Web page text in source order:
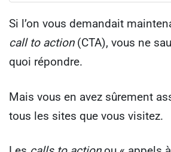
Si l’on vous demandait
call to action (CTA), vous ne
quoi répondre.
Mais vous en avez sûrement
tous les sites que vous visitez.